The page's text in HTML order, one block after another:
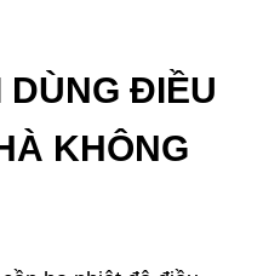
DÙNG ĐIỀU
KHÔNG